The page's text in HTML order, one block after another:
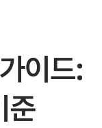
이드:
준